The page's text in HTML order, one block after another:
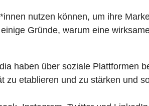
nutzen können, um ihre
Gründe, warum eine
haben über soziale Plattformen
etablieren und zu stärken und